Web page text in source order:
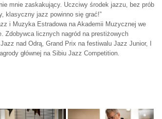
mnie zaskakujący. Uczciwy środek jazzu, bez prób
klasyczny jazz powinno się grać!”
i Muzyka Estradowa na Akademii Muzycznej we
Zdobywca licznych nagród na prestiżowych
nad Odrą, Grand Prix na festiwalu Jazz Junior, I
głównej na Sibiu Jazz Competition.